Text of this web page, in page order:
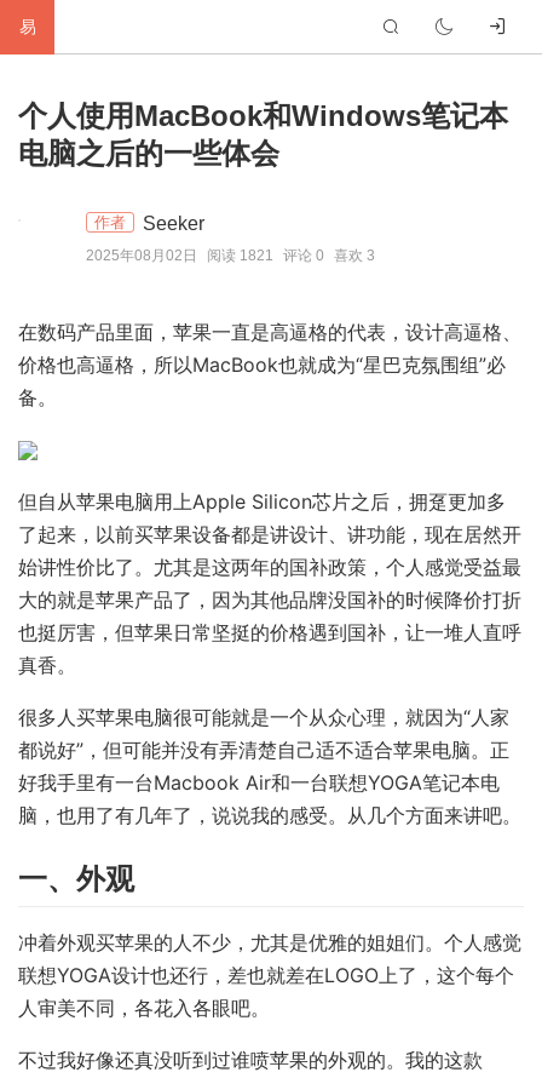
易
生
编
友
个人使用MacBook和Windows笔记本
电脑之后的一些体会
作者 Seeker
2025年08月02日 阅读 1821 评论 0 喜欢 3
在数码产品里面，苹果一直是高逼格的代表，设计高逼格、
价格也高逼格，所以MacBook也就成为“星巴克氛围组”必
备。
但自从苹果电脑用上Apple Silicon芯片之后，拥趸更加多
了起来，以前买苹果设备都是讲设计、讲功能，现在居然开
始讲性价比了。尤其是这两年的国补政策，个人感觉受益最
大的就是苹果产品了，因为其他品牌没国补的时候降价打折
也挺厉害，但苹果日常坚挺的价格遇到国补，让一堆人直呼
真香。
很多人买苹果电脑很可能就是一个从众心理，就因为“人家
都说好”，但可能并没有弄清楚自己适不适合苹果电脑。正
好我手里有一台Macbook Air和一台联想YOGA笔记本电
脑，也用了有几年了，说说我的感受。从几个方面来讲吧。
一、外观
冲着外观买苹果的人不少，尤其是优雅的姐姐们。个人感觉
联想YOGA设计也还行，差也就差在LOGO上了，这个每个
人审美不同，各花入各眼吧。
不过我好像还真没听到过谁喷苹果的外观的。我的这款